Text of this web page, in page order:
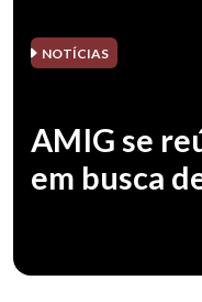
NOTÍCIAS
AMIG se
em busca